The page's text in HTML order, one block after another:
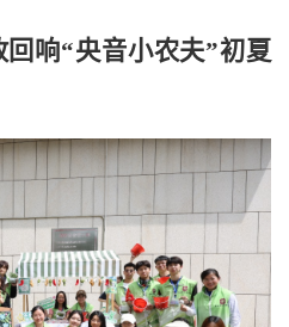
响“央音小农夫”初夏